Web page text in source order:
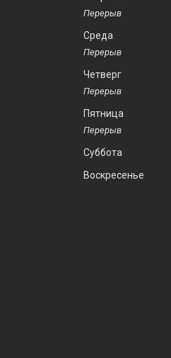
Среда
Четверг
Пятница
Суббота
Воскресенье